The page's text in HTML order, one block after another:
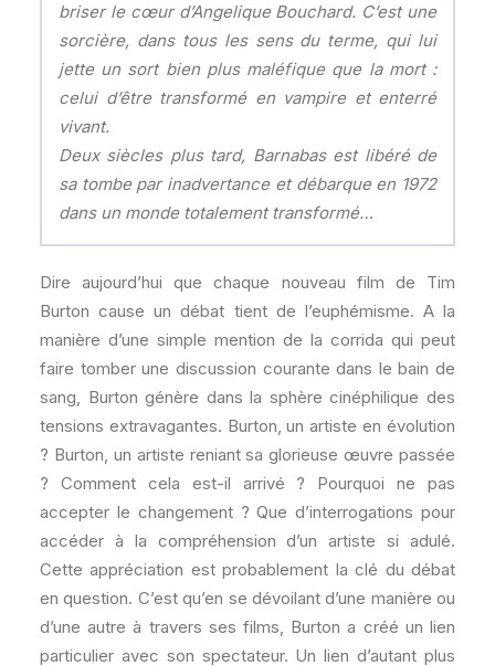
briser le cœur d’Angelique Bouchard. C’est une
sorcière, dans tous les sens du terme, qui lui
jette un sort bien plus maléfique que la mort :
celui d’être transformé en vampire et enterré
vivant.
Deux siècles plus tard, Barnabas est libéré de
sa tombe par inadvertance et débarque en 1972
dans un monde totalement transformé…
Dire aujourd’hui que chaque nouveau film de Tim
Burton cause un débat tient de l’euphémisme. A la
manière d’une simple mention de la corrida qui peut
faire tomber une discussion courante dans le bain de
sang, Burton génère dans la sphère cinéphilique des
tensions extravagantes. Burton, un artiste en évolution
? Burton, un artiste reniant sa glorieuse œuvre passée
? Comment cela est-il arrivé ? Pourquoi ne pas
accepter le changement ? Que d’interrogations pour
accéder à la compréhension d’un artiste si adulé.
Cette appréciation est probablement la clé du débat
en question. C’est qu’en se dévoilant d’une manière ou
d’une autre à travers ses films, Burton a créé un lien
particulier avec son spectateur. Un lien d’autant plus